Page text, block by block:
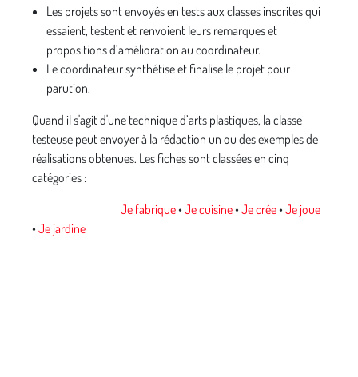
Les projets sont envoyés en tests aux classes inscrites qui
essaient, testent et renvoient leurs remarques et
propositions d’amélioration au coordinateur.
Le coordinateur synthétise et finalise le projet pour
parution.
Quand il s'agit d'une technique d’arts plastiques, la classe
testeuse peut envoyer à la rédaction un ou des exemples de
réalisations obtenues. Les fiches sont classées en cinq
catégories :
Je fabrique•Je cuisine•Je crée•Je joue
•Je jardine